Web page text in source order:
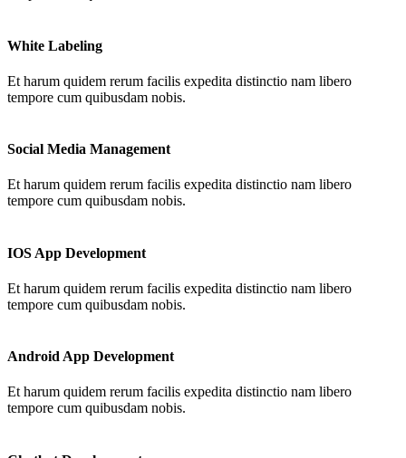
White Labeling
Et harum quidem rerum facilis expedita distinctio nam libero
tempore cum quibusdam nobis.
Social Media Management
Et harum quidem rerum facilis expedita distinctio nam libero
tempore cum quibusdam nobis.
IOS App Development
Et harum quidem rerum facilis expedita distinctio nam libero
tempore cum quibusdam nobis.
Android App Development
Et harum quidem rerum facilis expedita distinctio nam libero
tempore cum quibusdam nobis.